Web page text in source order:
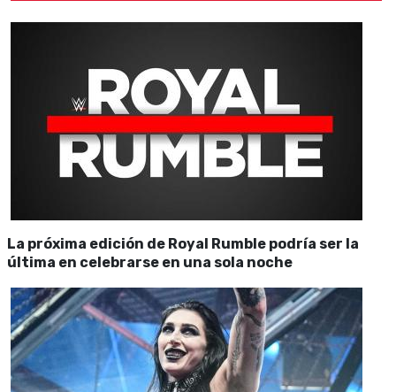
La próxima edición de Royal Rumble podría ser la
última en celebrarse en una sola noche